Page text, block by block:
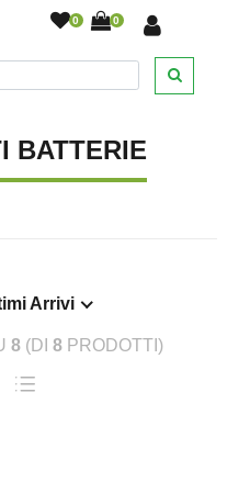
0 0
/
BATTERIE
Arrivi
8(DI 8PRODOTTI)